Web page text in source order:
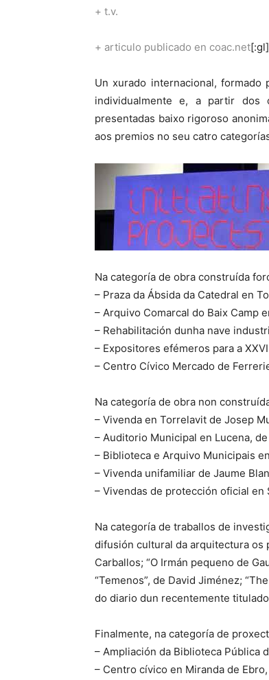
+ t.v.
+ articulo publicado en coac.net[:gl]
Un xurado internacional,
individualmente e, a partir dos
presentadas baixo rigoroso
aos premios no seu catro
Na categoría de obra construída
– Praza da Ábsida da Catedral en
– Arquivo Comarcal do Baix Camp
– Rehabilitación dunha nave
– Expositores efémeros para a
– Centro Cívico Mercado de
Na categoría de obra non
– Vivenda en Torrelavit de Josep
– Auditorio Municipal en Lucena,
– Biblioteca e Arquivo Municipais
– Vivenda unifamiliar de Jaume
– Vivendas de protección oficial en
Na categoría de traballos de
difusión cultural da arquitectura os
Carballos; “O Irmán pequeno de
“Temenos”, de David Jiménez;
do diario dun recentemente
Finalmente, na categoría de
– Ampliación da Biblioteca Pública
– Centro cívico en Miranda de